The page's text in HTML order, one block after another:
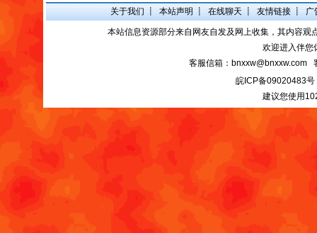
关于我们 ┋ 本站声明 ┋ 在线聊天 ┋ 友情链接 ┋ 广
本站信息资源部分来自网友自发及网上收集，其内容
欢迎进入伴您
客服信箱：bnxxw@bnxxw.com
皖ICP备09020483号
建议您使用